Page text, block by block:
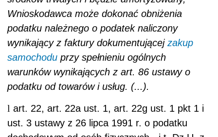
dochodowym od osób fizycznych - j.t. Dz.U. z
r. Nr 220, poz. 1432
lart. 86 ustawy z 11 marca 2004 r. o podatku
od towarów i usług - Dz.U. Nr 54, poz. 535;
ost.zm. Dz.U. z 2008 r. Nr 209, poz. 1320
Rafał Styczyński
doradca podatkowy